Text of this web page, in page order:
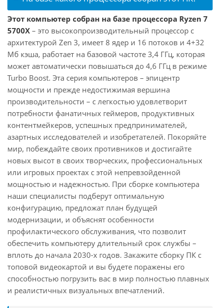
Этот компьютер собран на базе процессора Ryzen 7
5700X – это высокопроизводительный процессор с
архитектурой Zen 3, имеет 8 ядер и 16 потоков и 4+32
Мб кэша, работает на базовой частоте 3,4 ГГц, которая
может автоматически повышаться до 4,6 ГГц в режиме
Turbo Boost. Эта серия компьютеров – эпицентр
мощности и прежде недостижимая вершина
производительности – с легкостью удовлетворит
потребности фанатичных геймеров, продуктивных
контентмейкеров, успешных предпринимателей,
азартных исследователей и изобретателей. Покоряйте
мир, побеждайте своих противников и достигайте
новых высот в своих творческих, профессиональных
или игровых проектах с этой непревзойденной
мощностью и надежностью. При сборке компьютера
наши специалисты подберут оптимальную
конфигурацию, предложат план будущей
модернизации, и объяснят особенности
профилактического обслуживания, что позволит
обеспечить компьютеру длительный срок службы –
вплоть до начала 2030-х годов. Закажите сборку ПК с
топовой видеокартой и вы будете поражены его
способностью погрузить вас в мир полностью плавных
и реалистичных визуальных впечатлений.